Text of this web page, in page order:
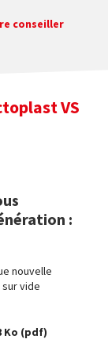
conseiller
VS
:
nouvelle
vide
Ko (pdf)